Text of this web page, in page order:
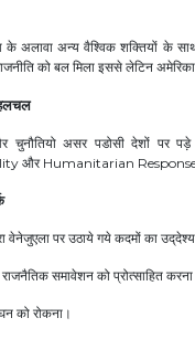
के अलावा अन्य वैश्विक शक्तियों के
को बल मिला इससे लेटिन
हलचल
चुनौतियो असर पडोसी देशों पर
और Humanitarian Response
वेनेजुएला पर उठाये गये कदमों का
समावेशन को प्रोत्साहित
को रोकना।